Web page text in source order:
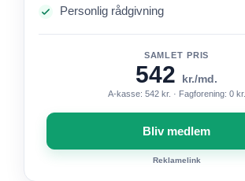
Personlig rådgivning
SAMLET PRIS
542 kr./md.
A-kasse: 542 kr. · Fagforening: 0 kr.
Bliv medlem
Reklamelink